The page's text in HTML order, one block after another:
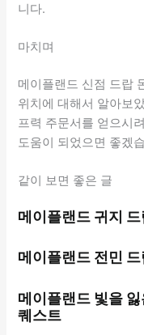
니다.
마치며
메이플랜드 신점 드랍
위치에 대해서 알아보
프력 주문서를 얻으시
도움이 되었으면 좋겠
같이 보면 좋은 글
메이플랜드 귀지
메이플랜드 전민
메이플랜드 빛을
퀘스트